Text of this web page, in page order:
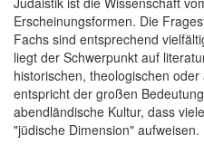
Erscheinungsformen. Die
Fachs sind entsprechend
liegt der Schwerpunkt auf
historischen, theologischen
entspricht der großen
abendländische Kultur, dass
"jüdische Dimension" aufweisen.